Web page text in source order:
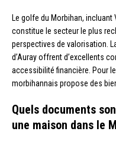
Le golfe du Morbihan,
constitue le secteur le plus
perspectives de valorisation.
d’Auray offrent d’excellents
accessibilité financière. Pour
morbihannais propose des
Quels documents
une maison dans le